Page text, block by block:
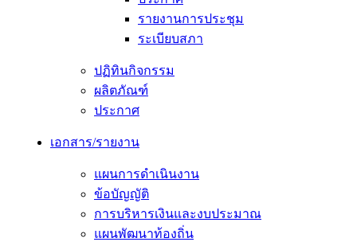
รายงานการประชุม
ระเบียบสภา
ปฏิทินกิจกรรม
ผลิตภัณฑ์
ประกาศ
เอกสาร/รายงาน
แผนการดำเนินงาน
ข้อบัญญัติ
การบริหารเงินและงบประมาณ
แผนพัฒนาท้องถิ่น